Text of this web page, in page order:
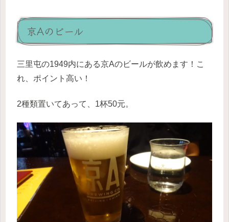
京Aのビール
三里屯の1949内にある京Aのビールが飲めます！こ
れ、ポイント高い！
2種類置いてあって、1杯50元。